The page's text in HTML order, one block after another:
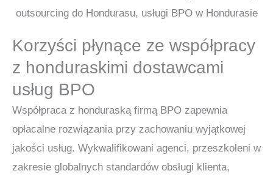
Korzyści płynące ze współpracy
z honduraskimi dostawcami
usług BPO
Współpraca z honduraską firmą BPO zapewnia
opłacalne rozwiązania przy zachowaniu wyjątkowej
jakości usług. Wykwalifikowani agenci, przeszkoleni w
zakresie globalnych standardów obsługi klienta,